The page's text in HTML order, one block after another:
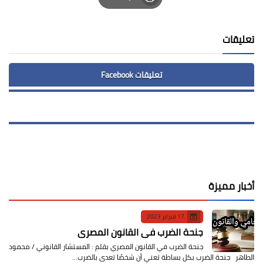
Print
تعليقات
تعليقات Facebook
أخبار مميزة
17 فبراير 2023
جنحة الضرب في القانون المصري
جنحة الضرب في القانون المصري بقلم : المستشار القانوني / محمود
الطاهر جنحة الضرب بكل بساطة تعني أن شخصًا تعدى بالضرب…